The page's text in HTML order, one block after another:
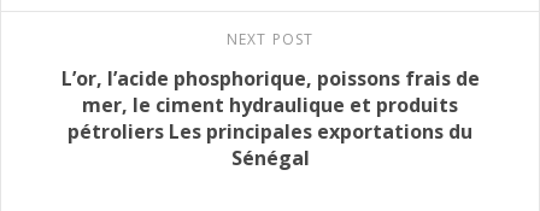
NEXT POST
L’or, l’acide phosphorique, poissons frais de
mer, le ciment hydraulique et produits
pétroliers Les principales exportations du
Sénégal